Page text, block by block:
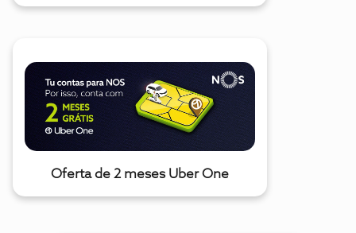
Oferta de 2 meses Uber One